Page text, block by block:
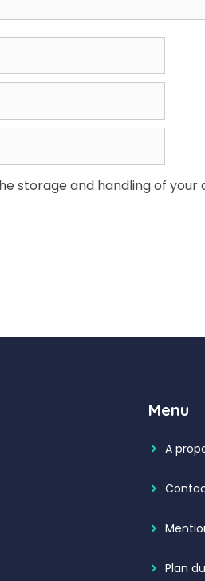
storage and handling of your
Menu
A
Plan